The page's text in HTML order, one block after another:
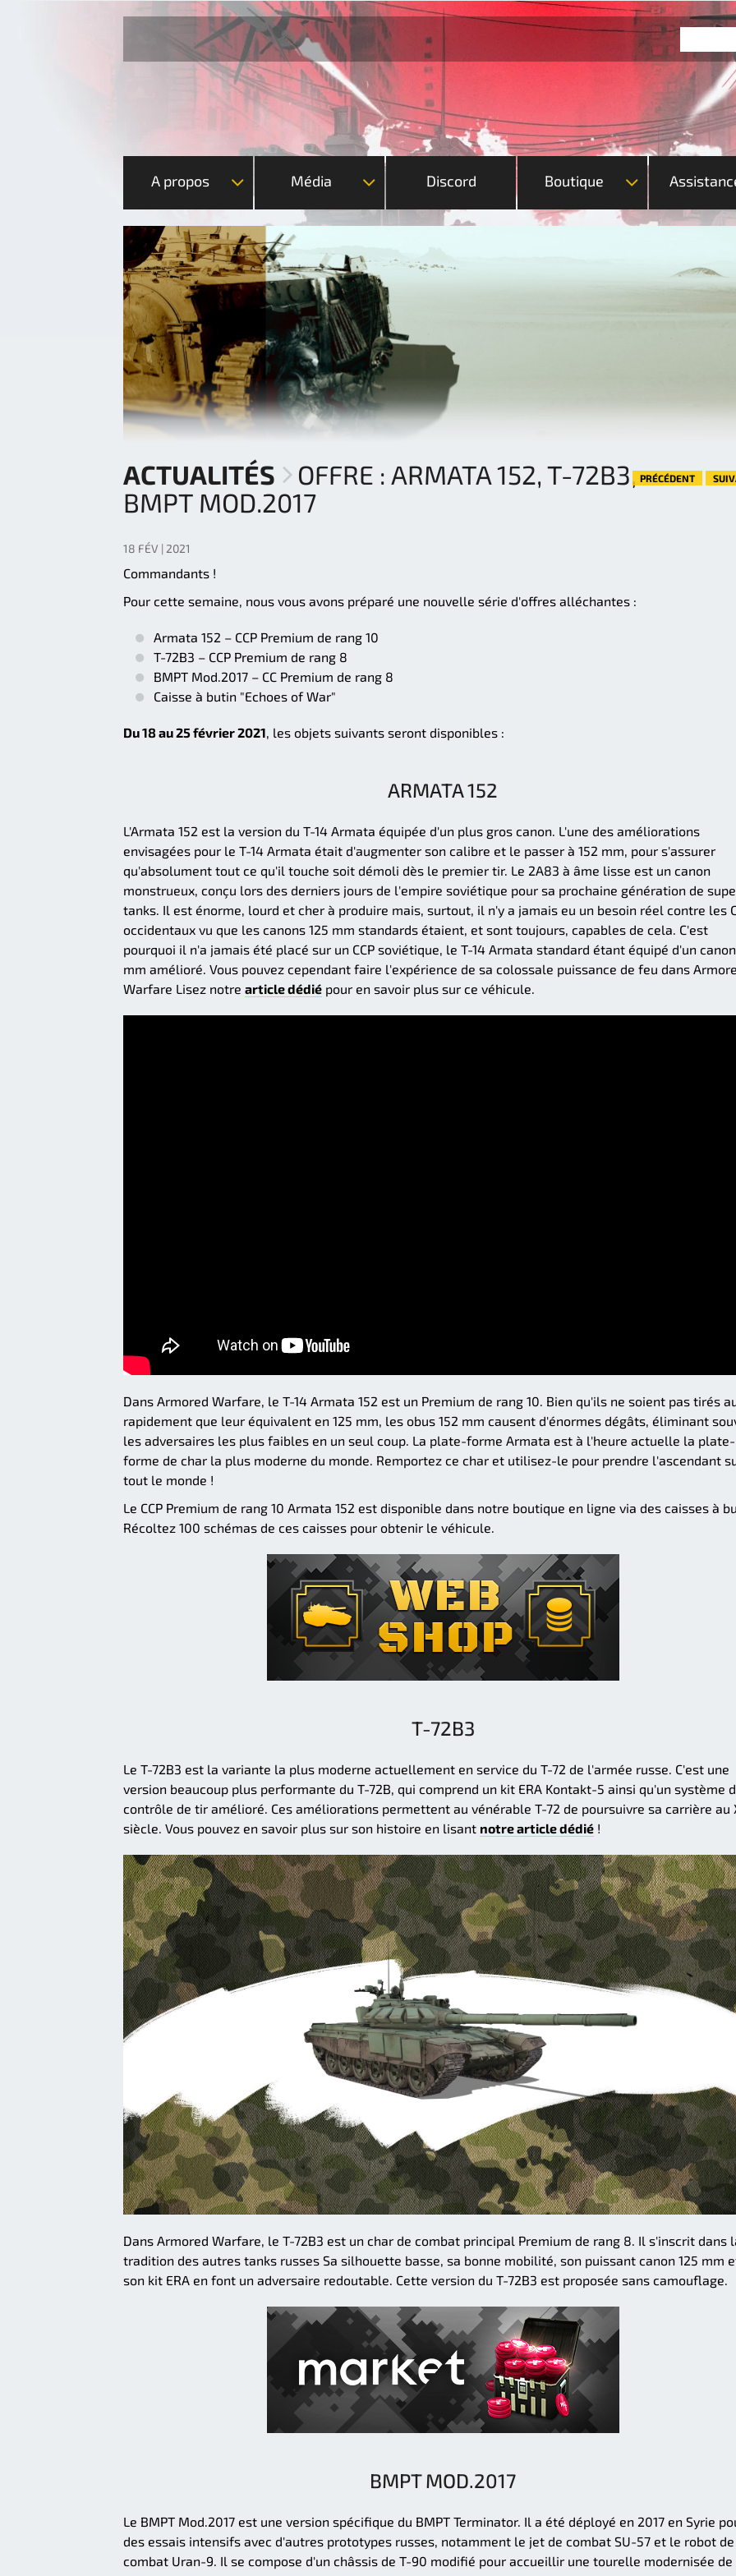
A propos Média Discord Boutique
ACTUALITÉS
OFFRE : ARMATA 152, T-72B3,
BMPT MOD.2017
PRÉCÉDENT
18 FÉV | 2021
Commandants !
Pour cette semaine, nous vous avons préparé une nouvelle série d'offres alléchantes :
Armata 152 – CCP Premium de rang 10
T-72B3 – CCP Premium de rang 8
BMPT Mod.2017 – CC Premium de rang 8
Caisse à butin "Echoes of War"
Du 18 au 25 février 2021, les objets suivants seront disponibles :
ARMATA 152
L'Armata 152 est la version du T-14 Armata équipée d'un plus gros canon. L'une des améliorations
envisagées pour le T-14 Armata était d'augmenter son calibre et le passer à 152 mm, pour s'assurer
qu'absolument tout ce qu'il touche soit démoli dès le premier tir. Le 2A83 à âme lisse est un canon
monstrueux, conçu lors des derniers jours de l'empire soviétique pour sa prochaine génération de
tanks. Il est énorme, lourd et cher à produire mais, surtout, il n'y a jamais eu un besoin réel contre les
occidentaux vu que les canons 125 mm standards étaient, et sont toujours, capables de cela. C'est
pourquoi il n'a jamais été placé sur un CCP soviétique, le T-14 Armata standard étant équipé d'un canon
mm amélioré. Vous pouvez cependant faire l'expérience de sa colossale puissance de feu dans
Warfare Lisez notre article dédié pour en savoir plus sur ce véhicule.
Dans Armored Warfare, le T-14 Armata 152 est un Premium de rang 10. Bien qu'ils ne soient pas tirés
rapidement que leur équivalent en 125 mm, les obus 152 mm causent d'énormes dégâts, éliminant
les adversaires les plus faibles en un seul coup. La plate-forme Armata est à l'heure actuelle la plate-
forme de char la plus moderne du monde. Remportez ce char et utilisez-le pour prendre l'ascendant
tout le monde !
Le CCP Premium de rang 10 Armata 152 est disponible dans notre boutique en ligne via des caisses à
Récoltez 100 schémas de ces caisses pour obtenir le véhicule.
T-72B3
Le T-72B3 est la variante la plus moderne actuellement en service du T-72 de l'armée russe. C'est une
version beaucoup plus performante du T-72B, qui comprend un kit ERA Kontakt-5 ainsi qu'un système
contrôle de tir amélioré. Ces améliorations permettent au vénérable T-72 de poursuivre sa carrière au
siècle. Vous pouvez en savoir plus sur son histoire en lisant notre article dédié !
Dans Armored Warfare, le T-72B3 est un char de combat principal Premium de rang 8. Il s'inscrit dans
tradition des autres tanks russes Sa silhouette basse, sa bonne mobilité, son puissant canon 125 mm
son kit ERA en font un adversaire redoutable. Cette version du T-72B3 est proposée sans camouflage.
BMPT MOD.2017
Le BMPT Mod.2017 est une version spécifique du BMPT Terminator. Il a été déployé en 2017 en Syrie
des essais intensifs avec d'autres prototypes russes, notamment le jet de combat SU-57 et le robot de
combat Uran-9. Il se compose d'un châssis de T-90 modifié pour accueillir une tourelle modernisée de